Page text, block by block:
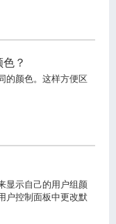
？
的颜色。这样方便区
显示自己的用户组颜
户控制面板中更改默